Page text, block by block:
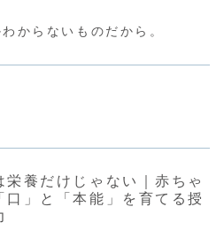
からないものだから。
栄養だけじゃない｜赤ちゃ
口」と「本能」を育てる授